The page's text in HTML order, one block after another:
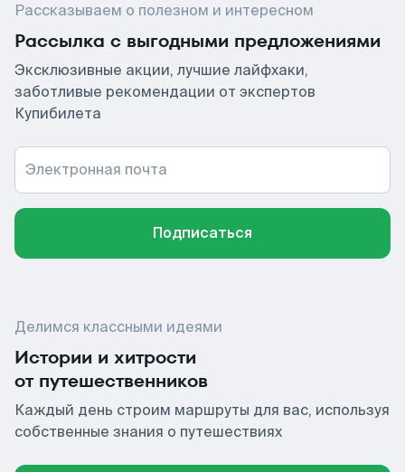
Рассказываем о полезном и интересном
Рассылка с выгодными предложениями
Эксклюзивные акции, лучшие лайфхаки,
заботливые рекомендации от экспертов
Купибилета
Электронная почта
Подписаться
Делимся классными идеями
Истории и хитрости
от путешественников
Каждый день строим маршруты для вас, используя
собственные знания о путешествиях